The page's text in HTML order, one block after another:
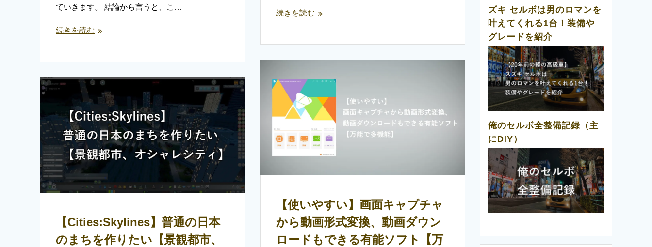
ていきます。 結論から言うと、こ…
続きを読む
続きを読む
【使いやすい】画面キャプチャ
から動画形式変換、動画ダウン
ロードもできる有能ソフト【万
【Cities:Skylines】普通の日本
のまちを作りたい【景観都市、
ズキ セルボは男のロマンを
叶えてくれる1台！装備や
グレードを紹介
俺のセルボ全整備記録（主
にDIY）